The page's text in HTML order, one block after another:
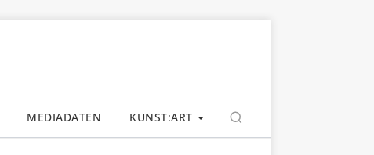
MEDIADATEN KUNST:ART